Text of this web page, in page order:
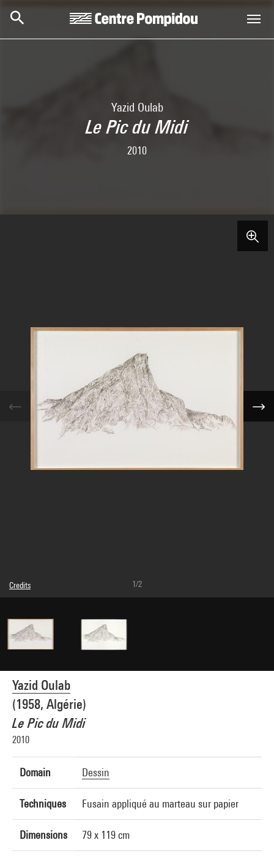
Centre Pompidou
Yazid Oulab
Le Pic du Midi
2010
Yazid Oulab
(1958, Algérie)
Le Pic du Midi
2010
Domain Dessin
Techniques Fusain appliqué au marteau sur papier
Dimensions 79 x 119 cm
Credits
© Yazid Oulab
Image reference : 4Y16276
Image presentation :
GrandPalaisRmnPhoto
1/2